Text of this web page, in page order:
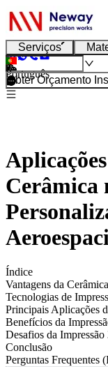
Serviços
Português
Obter Orçamento
Cerâmica
Índice
Vantagens da
Tecnologias de
Principais Aplicações
Benefícios da
Desafios da
Conclusão
Perguntas Frequentes